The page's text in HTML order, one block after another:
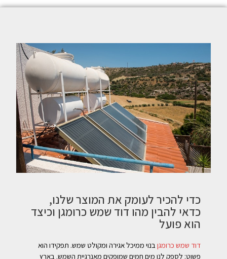
כדי להכיר לעומק את המוצר שלנו,
כדאי להבין מהו דוד שמש כרומגן וכיצד
הוא פועל
דוד שמש כרומגן בנוי ממיכל אגירה ומקולט שמש. תפקידו הוא
פשוט: לספק לנו מים חמים שמופקים מאנרגיית השמש. בארץ